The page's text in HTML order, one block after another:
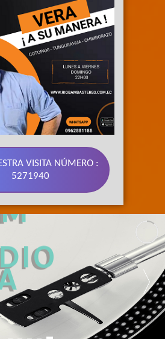
VISITA NÚMERO :
5271940